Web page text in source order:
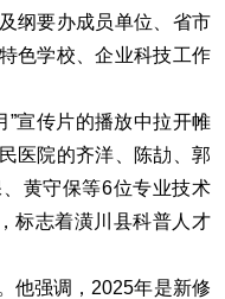
纲要办成员单位、省市
色学校、企业科技工作
宣传片的播放中拉开帷
医院的齐洋、陈劼、郭
黄守保等6位专业技术
标志着潢川县科普人才
强调，2025年是新修